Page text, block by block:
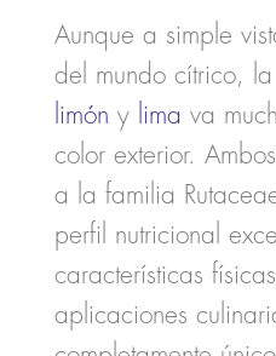
Aunque a simple
del mundo cítrico, la
limón y lima va
color exterior.
a la familia
perfil nutricional
características
aplicaciones